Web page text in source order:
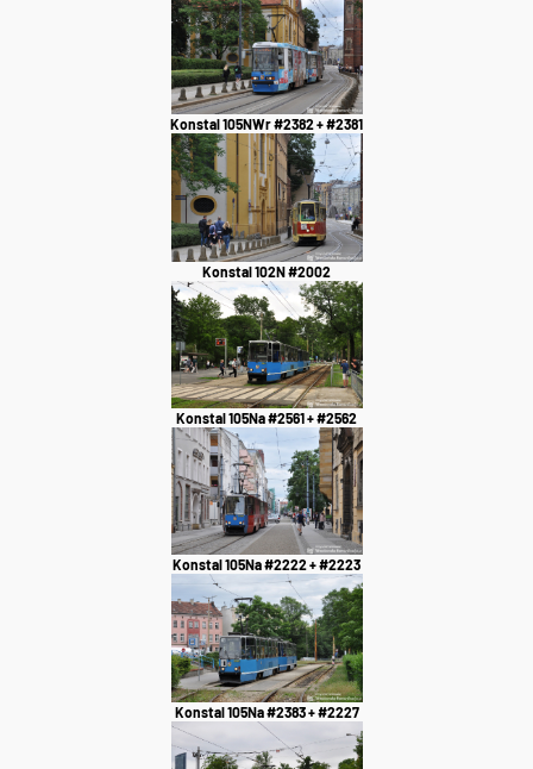
Konstal 105NWr #2382 + #2381
Konstal 102N #2002
Konstal 105Na #2561 + #2562
Konstal 105Na #2222 + #2223
Konstal 105Na #2383 + #2227